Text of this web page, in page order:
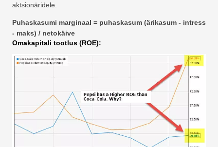
aktsionäridele.
Puhaskasumi marginaal = puhaskasum (ärikasum - intress
- maks) / netokäive
Omakapitali tootlus (ROE):